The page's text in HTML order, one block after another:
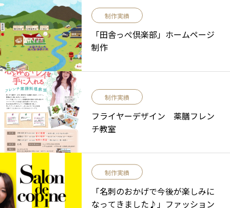
制作実績
「田舎っぺ倶楽部」ホームページ
制作
制作実績
フライヤーデザイン 薬膳フレン
チ教室
制作実績
「名刺のおかげで今後が楽しみに
なってきました♪」ファッション